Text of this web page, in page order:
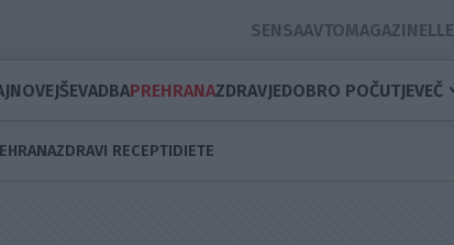
SENSAAVTOMAGAZINELLE
VADBAPREHRANAZDRAVJEDOBRO POČUTJEVEČ
ZDRAVI RECEPTIDIETE